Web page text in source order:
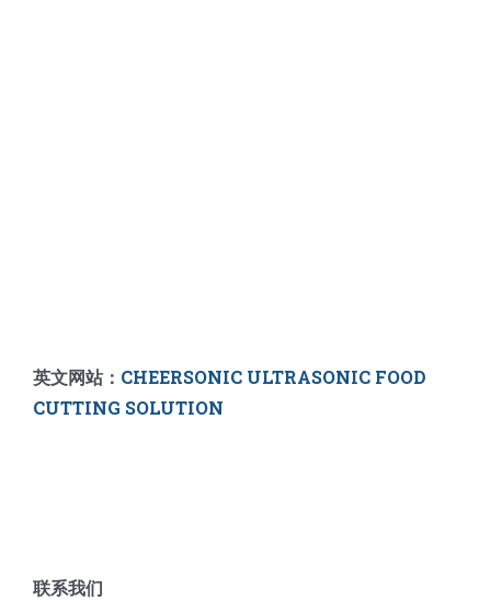
英文网站： CHEERSONIC ULTRASONIC FOOD
CUTTING SOLUTION
联系我们